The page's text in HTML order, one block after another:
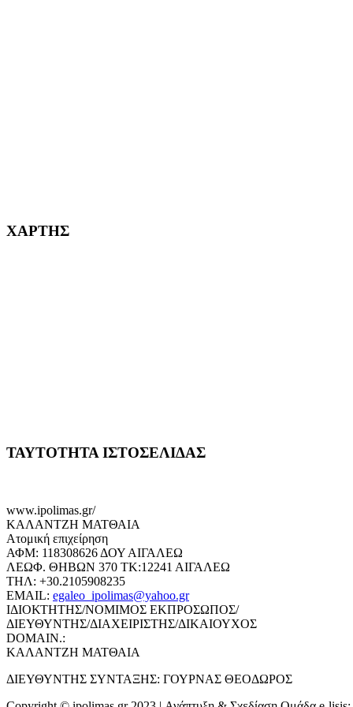
ΧΑΡΤΗΣ
ΤΑΥΤΟΤΗΤΑ ΙΣΤΟΣΕΛΙΔΑΣ
www.ipolimas.gr/
ΚΑΛΑΝΤΖΗ ΜΑΤΘΑΙΑ
Ατομική επιχείρηση
ΑΦΜ: 118308626 ΔΟΥ ΑΙΓΑΛΕΩ
ΛΕΩΦ. ΘΗΒΩΝ 370 ΤΚ:12241 ΑΙΓΑΛΕΩ
ΤΗΛ: +30.2105908235
EMAIL: egaleo_ipolimas@yahoo.gr
ΙΔΙΟΚΤΗΤΗΣ/ΝΟΜΙΜΟΣ ΕΚΠΡΟΣΩΠΟΣ/
ΔΙΕΥΘΥΝΤΗΣ/ΔΙΑΧΕΙΡΙΣΤΗΣ/ΔΙΚΑΙΟΥΧΟΣ
DOMAIN.:
ΚΑΛΑΝΤΖΗ ΜΑΤΘΑΙΑ
ΔΙΕΥΘΥΝΤΗΣ ΣΥΝΤΑΞΗΣ: ΓΟΥΡΝΑΣ ΘΕΟΔΩΡΟΣ